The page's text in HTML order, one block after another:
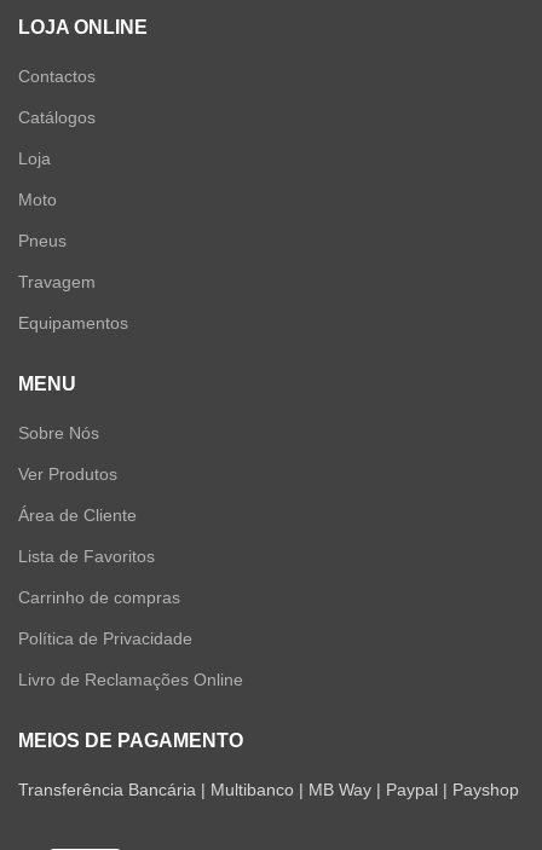
LOJA ONLINE
Contactos
Catálogos
Loja
Moto
Pneus
Travagem
Equipamentos
MENU
Sobre Nós
Ver Produtos
Área de Cliente
Lista de Favoritos
Carrinho de compras
Política de Privacidade
Livro de Reclamações Online
MEIOS DE PAGAMENTO
Transferência Bancária | Multibanco | MB Way | Paypal | Payshop